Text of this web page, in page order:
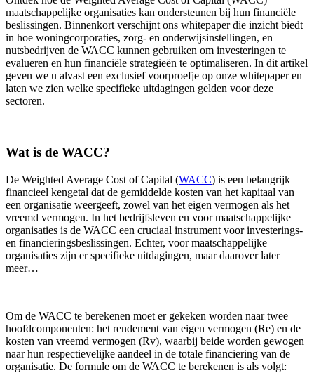
maatschappelijke organisaties kan ondersteunen bij hun financiële
beslissingen. Binnenkort verschijnt ons whitepaper die inzicht biedt
in hoe woningcorporaties, zorg- en onderwijsinstellingen, en
nutsbedrijven de WACC kunnen gebruiken om investeringen te
evalueren en hun financiële strategieën te optimaliseren. In dit artikel
geven we u alvast een exclusief voorproefje op onze whitepaper en
laten we zien welke specifieke uitdagingen gelden voor deze
sectoren.
Wat is de WACC?
De Weighted Average Cost of Capital (WACC) is een belangrijk
financieel kengetal dat de gemiddelde kosten van het kapitaal van
een organisatie weergeeft, zowel van het eigen vermogen als het
vreemd vermogen. In het bedrijfsleven en voor maatschappelijke
organisaties is de WACC een cruciaal instrument voor investerings-
en financieringsbeslissingen. Echter, voor maatschappelijke
organisaties zijn er specifieke uitdagingen, maar daarover later
meer…
Om de WACC te berekenen moet er gekeken worden naar twee
hoofdcomponenten: het rendement van eigen vermogen (Re) en de
kosten van vreemd vermogen (Rv), waarbij beide worden gewogen
naar hun respectievelijke aandeel in de totale financiering van de
organisatie. De formule om de WACC te berekenen is als volgt: